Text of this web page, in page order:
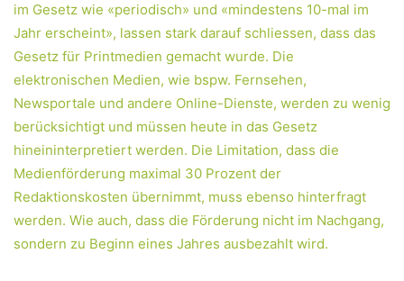
im Gesetz wie «periodisch» und «mindestens 10-mal im
Jahr erscheint», lassen stark darauf schliessen, dass das
Gesetz für Printmedien gemacht wurde. Die
elektronischen Medien, wie bspw. Fernsehen,
Newsportale und andere Online-Dienste, werden zu wenig
berücksichtigt und müssen heute in das Gesetz
hineininterpretiert werden. Die Limitation, dass die
Medienförderung maximal 30 Prozent der
Redaktionskosten übernimmt, muss ebenso hinterfragt
werden. Wie auch, dass die Förderung nicht im Nachgang,
sondern zu Beginn eines Jahres ausbezahlt wird.